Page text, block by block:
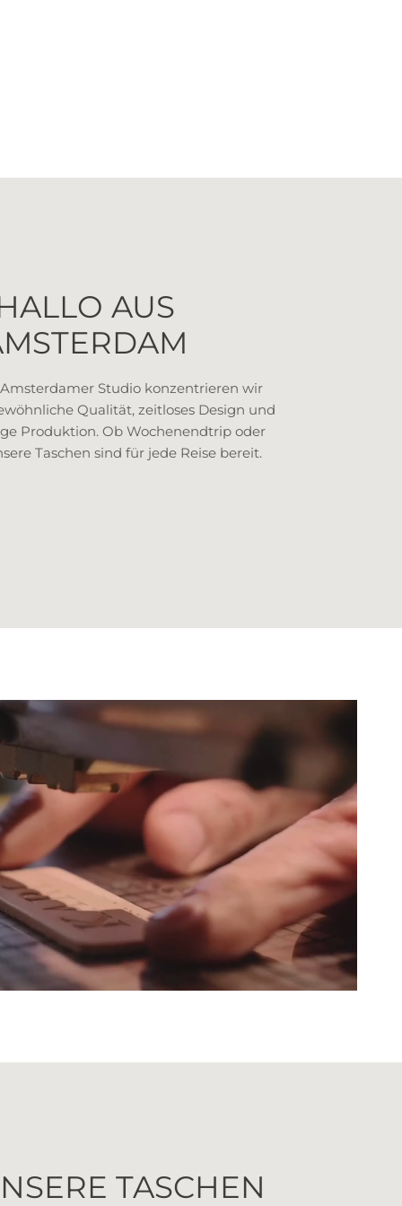
AUS
Studio konzentrieren wir
Qualität, zeitloses Design und
Produktion. Ob Wochenendtrip oder
Taschen sind für jede Reise bereit.
TASCHEN